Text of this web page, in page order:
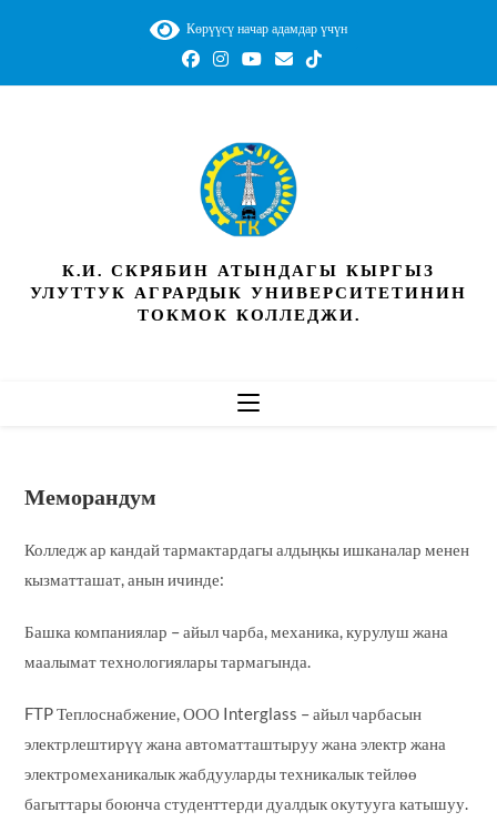
Көрүүсү начар адамдар үчүн
К.И. СКРЯБИН АТЫНДАГЫ КЫРГЫЗ
УЛУТТУК АГРАРДЫК УНИВЕРСИТЕТИНИН
ТОКМОК КОЛЛЕДЖИ.
Меморандум
Колледж ар кандай тармактардагы алдыңкы ишканалар менен
кызматташат, анын ичинде:
Башка компаниялар – айыл чарба, механика, курулуш жана
маалымат технологиялары тармагында.
FTP Теплоснабжение, ООО Interglass – айыл чарбасын
электрлештирүү жана автоматташтыруу жана электр жана
электромеханикалык жабдууларды техникалык тейлөө
багыттары боюнча студенттерди дуалдык окутууга катышуу.